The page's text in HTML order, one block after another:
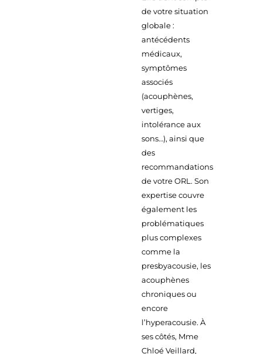
de votre situation
globale :
antécédents
médicaux,
symptômes
associés
(acouphènes,
vertiges,
intolérance aux
sons…), ainsi que
des
recommandations
de votre ORL. Son
expertise couvre
également les
problématiques
plus complexes
comme la
presbyacousie, les
acouphènes
chroniques ou
encore
l’hyperacousie. À
ses côtés, Mme
Chloé Veillard,